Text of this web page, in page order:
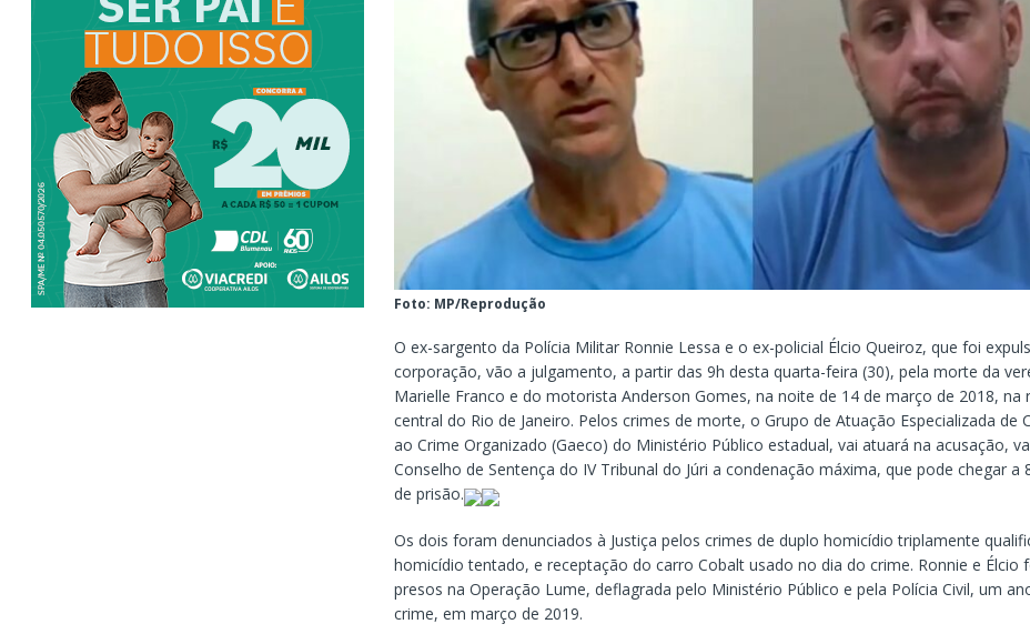
Foto: MP/Reprodução
O ex-sargento da Polícia Militar Ronnie Lessa e o ex-policial Élcio Queiroz, que foi
corporação, vão a julgamento, a partir das 9h desta quarta-feira (30), pela morte da
Marielle Franco e do motorista Anderson Gomes, na noite de 14 de março de 2018, na
central do Rio de Janeiro. Pelos crimes de morte, o Grupo de Atuação Especializada de
ao Crime Organizado (Gaeco) do Ministério Público estadual, vai atuará na acusação,
Conselho de Sentença do IV Tribunal do Júri a condenação máxima, que pode chegar a
de prisão.
Os dois foram denunciados à Justiça pelos crimes de duplo homicídio triplamente
homicídio tentado, e receptação do carro Cobalt usado no dia do crime. Ronnie e Élcio
presos na Operação Lume, deflagrada pelo Ministério Público e pela Polícia Civil, um
crime, em março de 2019.